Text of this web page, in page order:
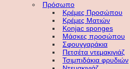
Πρόσωπο
Κρέμες Προσώπου
Κρέμες Ματιών
Konjac sponges
Μάσκες προσώπου
Σφουγγαράκια
Πετσέτα ντεμακιγιάζ
Τσιμπιδάκια φρυδιών